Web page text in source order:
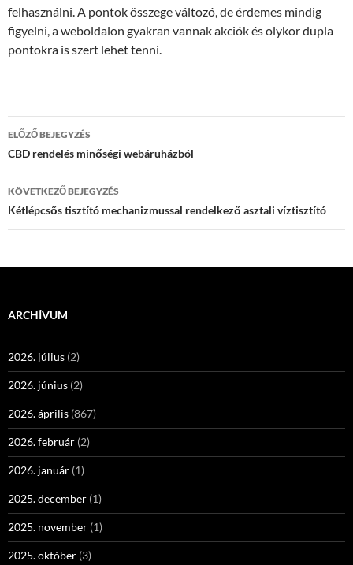
felhasználni. A pontok összege változó, de érdemes mindig
figyelni, a weboldalon gyakran vannak akciók és olykor dupla
pontokra is szert lehet tenni.
Bejegyzések
navigációja
ELŐZŐ BEJEGYZÉS
CBD rendelés minőségi webáruházból
KÖVETKEZŐ BEJEGYZÉS
Kétlépcsős tisztító mechanizmussal rendelkező asztali víztisztító
ARCHÍVUM
2026. július (2)
2026. június (2)
2026. április (867)
2026. február (2)
2026. január (1)
2025. december (1)
2025. november (1)
2025. október (3)